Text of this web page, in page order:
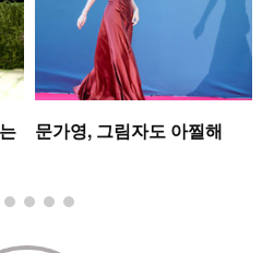
문가영, 그림자도 아찔해